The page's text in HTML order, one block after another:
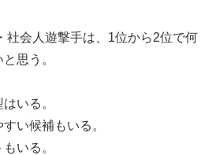
社会人遊撃手は、1位から2位で何
思う。
いる。
い候補もいる。
いる。